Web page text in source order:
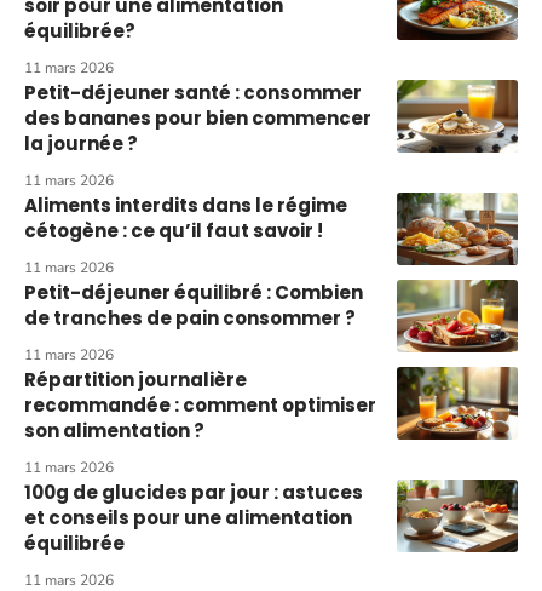
soir pour une alimentation
équilibrée?
11 mars 2026
Petit-déjeuner santé : consommer
des bananes pour bien commencer
la journée ?
11 mars 2026
Aliments interdits dans le régime
cétogène : ce qu’il faut savoir !
11 mars 2026
Petit-déjeuner équilibré : Combien
de tranches de pain consommer ?
11 mars 2026
Répartition journalière
recommandée : comment optimiser
son alimentation ?
11 mars 2026
100g de glucides par jour : astuces
et conseils pour une alimentation
équilibrée
11 mars 2026